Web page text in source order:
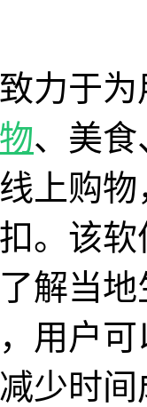
力于
、美食
上购
。该
解当
用户
少时